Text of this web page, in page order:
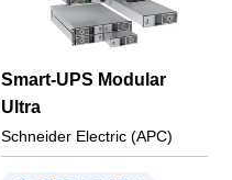
Smart-UPS Modular
Ultra
Schneider Electric (APC)